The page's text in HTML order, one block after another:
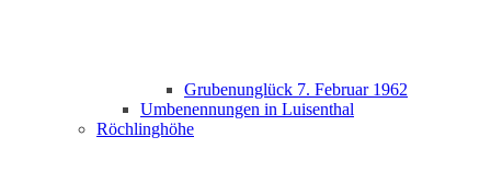
Grubenunglück 7. Februar 1962
Umbenennungen in Luisenthal
Röchlinghöhe